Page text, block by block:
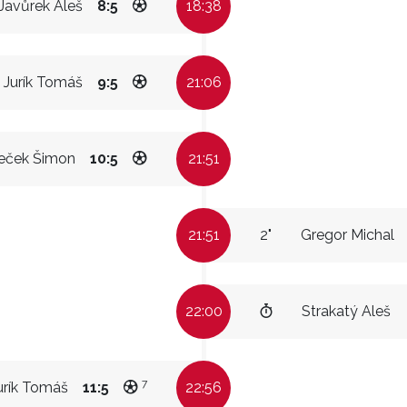
Aleš 8:5 18:38
Jurík Tomáš 9:5 21:06
Šimon 10:5 21:51
21:51 Gregor Michal
2"
22:00 Strakatý Aleš
Tomáš 11:5 7 22:56